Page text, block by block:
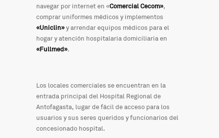
navegar por internet en «Comercial Cecom»,
comprar uniformes médicos y implementos
«Uniclin»y arrendar equipos médicos para el
hogar y atención hospitalaria domiciliaria en
«Fullmed».
Los locales comerciales se encuentran en la
entrada principal del Hospital Regional de
Antofagasta, lugar de fácil de acceso para los
usuarios y sus seres queridos y funcionarios del
concesionado hospital.